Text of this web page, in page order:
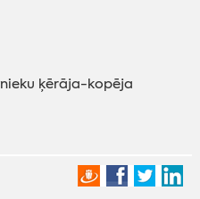
ķērāja-kopēja